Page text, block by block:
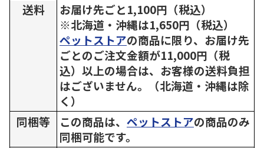
送料
お届け先ごと1,100円（税込）
※北海道・沖縄は1,650円（税込）
ペットストアの商品に限り、お届け先
ごとのご注文金額が11,000円（税
込）以上の場合は、お客様の送料負担
はございません。（北海道・沖縄は除
く）
同梱等
この商品は、 ペットストアの商品のみ
同梱可能です。